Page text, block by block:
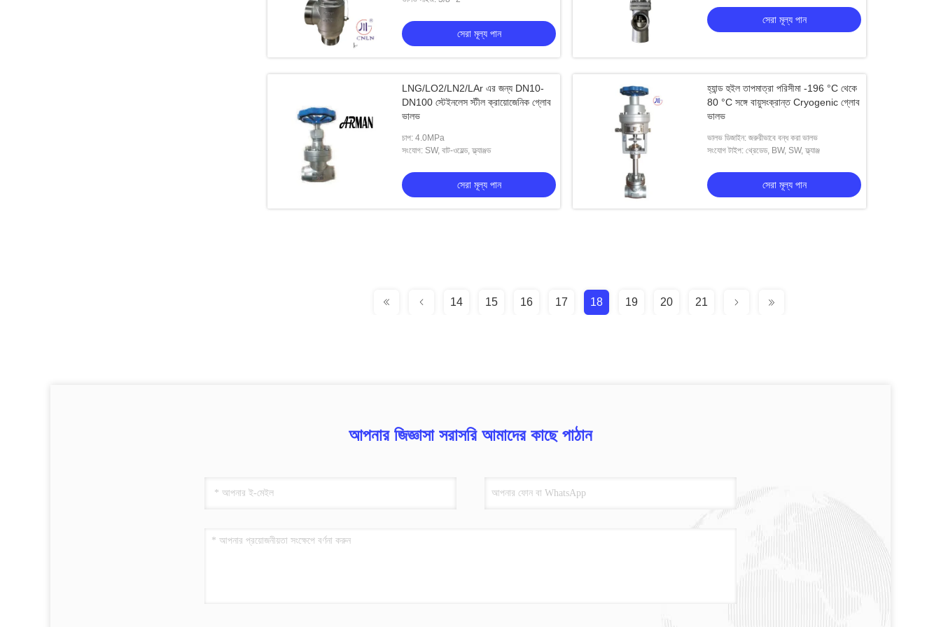
সেরা মূল্য পান
সেরা মূল্য পান
LNG/LO2/LN2/LAr এর জন্য DN10-
DN100 স্টেইনলেস স্টীল ক্রায়োজেনিক গ্লোব
ভালভ
চাপ: 4.0MPa
সংযোগ: SW, বাট-ওয়েল্ড, ফ্ল্যাঞ্জড
সেরা মূল্য পান
হ্যান্ড হুইল তাপমাত্রা পরিসীমা -196 °C থেকে
80 °C সঙ্গে বায়ুসংক্রান্ত Cryogenic গ্লোব
ভালভ
ভালভ ডিজাইন: জরুরীভাবে বন্ধ করা ভালভ
সংযোগ টাইপ: থ্রেডেড, BW, SW, ফ্ল্যাঞ্জ
সেরা মূল্য পান
14 15 16 17 18 19 20 21
আপনার জিজ্ঞাসা সরাসরি আমাদের কাছে পাঠান